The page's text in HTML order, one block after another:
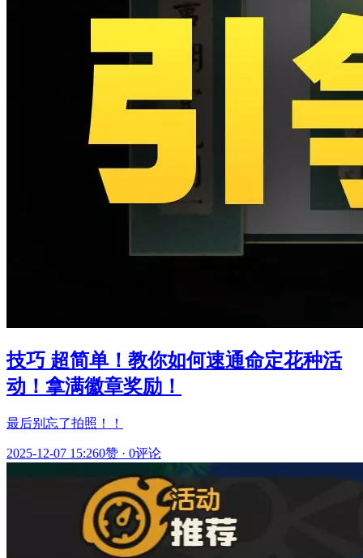
技巧 超简单！教你如何速通命定花种活
动！拿满徽章奖励！
最后别忘了拍照！！
2025-12-07 15:260赞 · 0评论